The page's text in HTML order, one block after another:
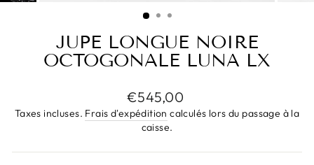
JUPE LONGUE NOIRE
OCTOGONALE LUNA LX
Prix
régulier
€545,00
Taxes incluses. Frais d'expédition calculés lors du passage à la
caisse.